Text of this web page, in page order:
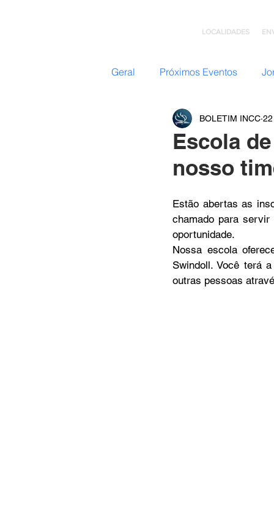
LOCALIDADES
Geral Próximos Eventos
Nazateen (Adolescentes)
GC: Grupo de
Flavio Valvassoura
Retiro com Deus Teatro
Escola
nosso
BOLETIM INCC
Estão abertas as
chamado para servir
oportunidade.
Nossa escola
Swindoll. Você terá
outras pessoas